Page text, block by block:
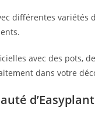
différentes
avec des pots,
dans votre